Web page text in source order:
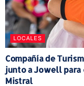
LOCALES
Compañía de
junto a Jowell para
Mistral